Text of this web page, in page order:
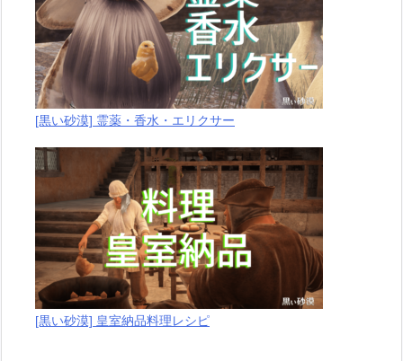
[黒い砂漠] 霊薬・香水・エリクサー
[黒い砂漠] 皇室納品料理レシピ